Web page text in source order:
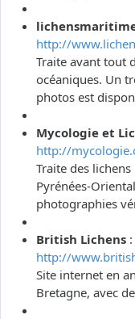
http://
Traite avant tout
océaniques. Un
photos est
Mycologie et
http://
Traite des
Pyrénées-
photographies
British Lichens :
http://
Site internet en
Bretagne, avec